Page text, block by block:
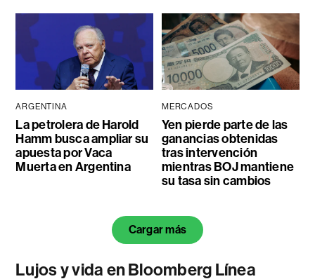
ARGENTINA
La petrolera de Harold
Hamm busca ampliar su
apuesta por Vaca
Muerta en Argentina
MERCADOS
Yen pierde parte de las
ganancias obtenidas
tras intervención
mientras BOJ mantiene
su tasa sin cambios
Cargar más
Lujos y vida en Bloomberg Línea